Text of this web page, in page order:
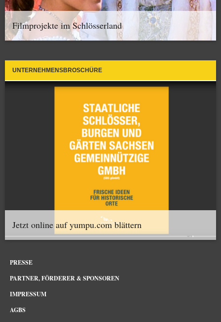
Filmprojekte im Schlösserland
UNTERNEHMENSBROSCHÜRE
Jetzt online auf yumpu.com blättern
PRESSE
PARTNER, FÖRDERER & SPONSOREN
IMPRESSUM
AGBS